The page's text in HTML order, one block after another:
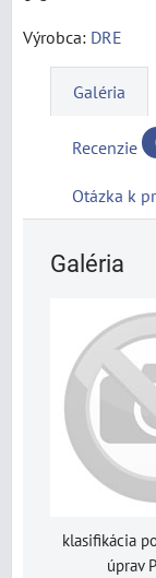
Výrobca: DRE
Galéria
Recenzie
Otázka k
Galéria
klasifikácia
úprav